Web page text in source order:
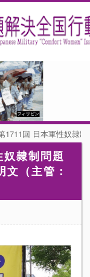
1711回 日本軍性奴隷
奴隷制問題
（主管：